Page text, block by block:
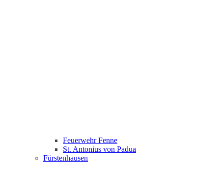
Feuerwehr Fenne
St. Antonius von Padua
Fürstenhausen